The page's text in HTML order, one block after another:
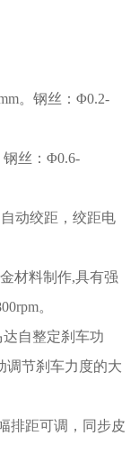
。钢丝 ：Φ0.2-
钢丝 ：Φ0.6-
自动绞距，绞距电
材料制作,具有强
00rpm。
达自整定刹车功
调节刹车力度的大
排距可调，同步皮